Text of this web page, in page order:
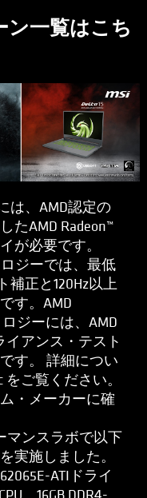
一覧はこち
は、AMD認定の
たAMD Radeon™
が必要です。
ロジーでは、最低
補正と120Hz以上
す。AMD
ロジーには、AMD
イアンス・テスト
す。 詳細につい
ご覧ください。
・メーカーに確
マンスラボで以下
実施しました。
ATIドライ